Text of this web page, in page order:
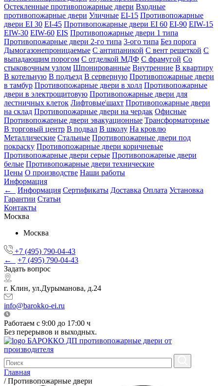
Остекленные противопожарные двери Входные
противопожарные двери Уличные EI-15 Противопожарные
двери EI 30 EI-45 Противопожарные двери EI 60 EI-90 EIW-15
EIW-30 EIW-60 EIS Противопожарные двери 1 типа
Противопожарные двери 2-го типа 3-ого типа Без порога
Дымогазонепроницаемые С антипаникой С вент решеткой С
выпадающим порогом С отделкой МДФ С фрамугой Со
стыковочным узлом Шпонированные Внутренние В квартиру
В котельную В подъезд В серверную Противопожарные двери
в тамбур Противопожарные двери в холл Противопожарные
двери в электрощитовую Противопожарные двери для
лестничных клеток Лифтовые\шахт Противопожарные двери
на склад Противопожарные двери на чердак Офисные
Противопожарные двери эвакуационные Трансформаторные
В торговый центр В подвал В школу На кровлю
Металлические Стальные Противопожарные двери под
покраску Противопожарные двери коричневые
Противопожарные двери серые Противопожарные двери
белые Противопожарные двери технические
Цены О производстве Наши работы
Информация
←
Информация Сертификаты Доставка Оплата Установка
Гарантии Статьи
Контакты
Москва
Москва
+7 (495) 790-04-43
←
+7 (495) 790-04-43
Задать вопрос
г. Клин, ул.Дурыманова, д.24
info@barokko-ei.ru
Работаем с 9:00 до 17:00 ч
Без перерывов и выходных.
БАРОККО ДП противопожарные двери от
производителя
Главная
/ Противопожарные двери